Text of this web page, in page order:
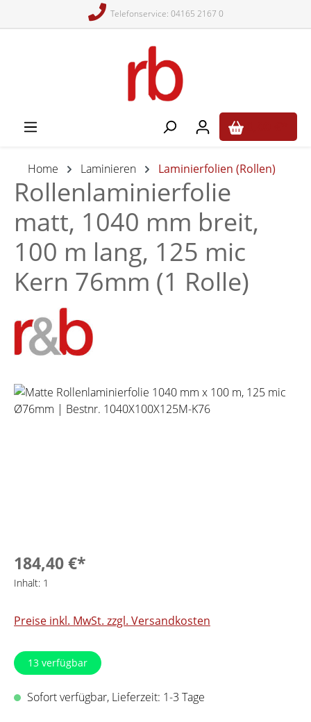
Telefonservice: 04165 2167 0
Home Laminieren Laminierfolien (Rollen)
Rollenlaminierfolie
matt, 1040 mm breit,
100 m lang, 125 mic
Kern 76mm (1 Rolle)
Bildergalerie überspringen
184,40 €*
Inhalt: 1
Preise inkl. MwSt. zzgl. Versandkosten
13 verfügbar
Sofort verfügbar, Lieferzeit: 1-3 Tage